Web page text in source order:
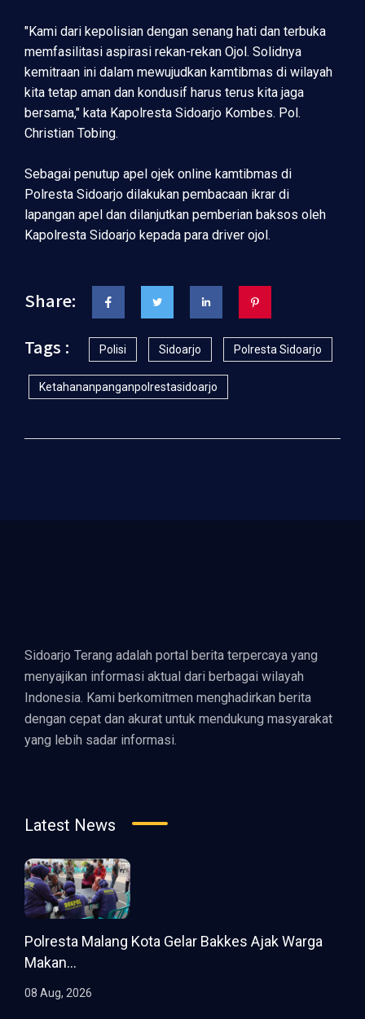
"Kami dari kepolisian dengan senang hati dan terbuka
memfasilitasi aspirasi rekan-rekan Ojol. Solidnya
kemitraan ini dalam mewujudkan kamtibmas di wilayah
kita tetap aman dan kondusif harus terus kita jaga
bersama," kata Kapolresta Sidoarjo Kombes. Pol.
Christian Tobing.
Sebagai penutup apel ojek online kamtibmas di
Polresta Sidoarjo dilakukan pembacaan ikrar di
lapangan apel dan dilanjutkan pemberian baksos oleh
Kapolresta Sidoarjo kepada para driver ojol.
Share:
Tags :
Polisi Sidoarjo Polresta Sidoarjo
Ketahananpanganpolrestasidoarjo
Sidoarjo Terang adalah portal berita terpercaya yang
menyajikan informasi aktual dari berbagai wilayah
Indonesia. Kami berkomitmen menghadirkan berita
dengan cepat dan akurat untuk mendukung masyarakat
yang lebih sadar informasi.
Latest News
Polresta Malang Kota Gelar Bakkes Ajak Warga
Makan...
08 Aug, 2026